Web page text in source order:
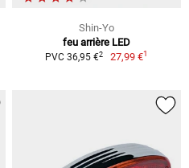
Shin-Yo
feu arrière LED
PVC 36,95 €2 27,99 €1